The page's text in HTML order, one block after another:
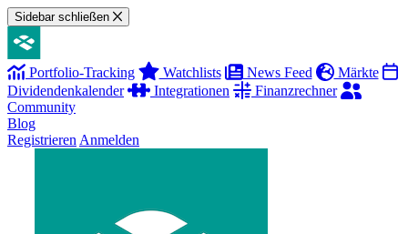
Sidebar schließen
Portfolio-Tracking Watchlists News Feed
Märkte
Dividendenkalender
Integrationen
Finanzrechner
Community
Blog
Registrieren Anmelden